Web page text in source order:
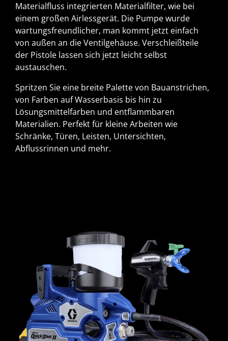
Materialfluss integrierten Materialfilter, wie bei
einem großen Airlessgerät. Die Pumpe wurde
wartungsfreundlicher, man kommt jetzt einfach
von außen an die Ventilgehäuse. Verschleißteile
der Pistole lassen sich jetzt leicht selbst
austauschen.
Spritzen Sie eine breite Palette von Bauanstrichen,
von Farben auf Wasserbasis bis hin zu
Lösungsmittelfarben und entflammbaren
Materialien. Perfekt für kleine Arbeiten wie
Schränke, Türen, Leisten, Untersichten,
Abflussrinnen und mehr.